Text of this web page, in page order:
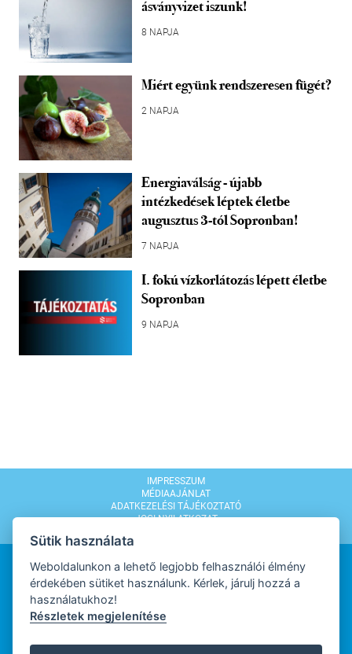
ásványvizet iszunk!
8 NAPJA
Miért együnk rendszeresen fügét?
2 NAPJA
Energiaválság - újabb
intézkedések léptek életbe
augusztus 3-tól Sopronban!
7 NAPJA
I. fokú vízkorlátozás lépett életbe
Sopronban
9 NAPJA
IMPRESSZUM
MÉDIAAJÁNLAT
ADATKEZELÉSI TÁJÉKOZTATÓ
JOGI NYILATKOZAT
WEBDESIGN
Sütik használata
Weboldalunkon a lehető legjobb felhasználói élmény
érdekében sütiket használunk. Kérlek, járulj hozzá a
használatukhoz!
Részletek megjelenítése